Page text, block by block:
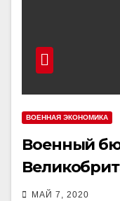
ВОЕННАЯ ЭКОНОМИКА
Военный
финансовый
МАЙ 7, 2020